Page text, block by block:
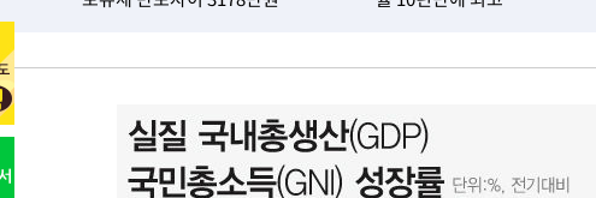
2시간 전 > 11시간 압수수색에 성접대 파문까지…'쑥대밭' 된 축구협회
-17876초 전 > 미 사업체 일자리, 7월에 2.3만개 순감하고 그 전 2개월 10.3만개
하향수정 (2보)
-17324초 전 >[속보] 미 사업체, 일자리 7월에 2.3만 개 줄어…실업률은 4.1%로
-13187초 전 >[속보]이 대통령 "부동산 공급 기존 사고방식 매달리지 말고 과감히